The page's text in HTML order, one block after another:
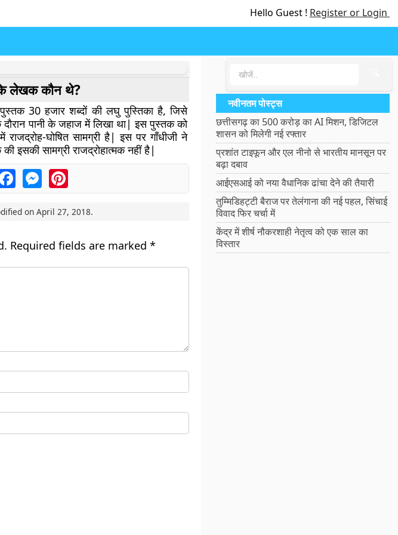
Hello Guest ! Register or Login
के लेखक कौन थे?
30 हजार शब्दों की लघु पुस्तिका है, जिसे
दौरान पानी के जहाज में लिखा था| इस पुस्तक को
घोषित सामग्री है| इस पर गाँधीजी ने
इसकी सामग्री राजद्रोहात्मक नहीं है|
FacebookMessengerPinterest
on April 27, 2018.
Required fields are marked *
नवीनतम पोस्ट्स
छत्तीसगढ़ का 500 करोड़ का AI मिशन, डिजिटल
शासन को मिलेगी नई रफ्तार
प्रशांत टाइफून और एल नीनो से भारतीय मानसून पर
बढ़ा दबाव
आईएसआई को नया वैधानिक ढांचा देने की तैयारी
तुम्मिडिहट्टी बैराज पर तेलंगाना की नई पहल, सिंचाई
विवाद फिर चर्चा में
केंद्र में शीर्ष नौकरशाही नेतृत्व को एक साल का
विस्तार